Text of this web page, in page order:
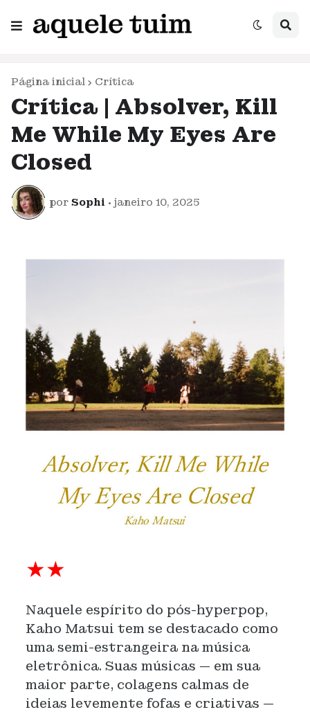
Página inicial Crítica
Crítica | Absolver, Kill
Me While My Eyes Are
Closed
por Sophi • janeiro 10, 2025
★★
Naquele espírito do pós-hyperpop,
Kaho Matsui tem se destacado como
uma semi-estrangeira na música
eletrônica. Suas músicas — em sua
maior parte, colagens calmas de
ideias levemente fofas e criativas —